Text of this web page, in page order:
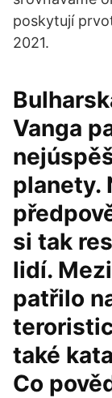
poskytují
2021.
Vanga
planety.
si tak
lidí.
patřilo
také
Co